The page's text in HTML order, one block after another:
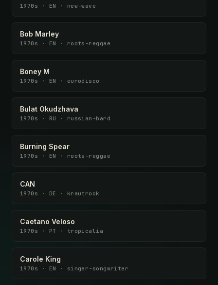
1970s · EN · new-wave
Bob Marley
1970s · EN · roots-reggae
Boney M
1970s · EN · eurodisco
Bulat Okudzhava
1970s · RU · russian-bard
Burning Spear
1970s · EN · roots-reggae
CAN
1970s · DE · krautrock
Caetano Veloso
1970s · PT · tropicalia
Carole King
1970s · EN · singer-songwriter